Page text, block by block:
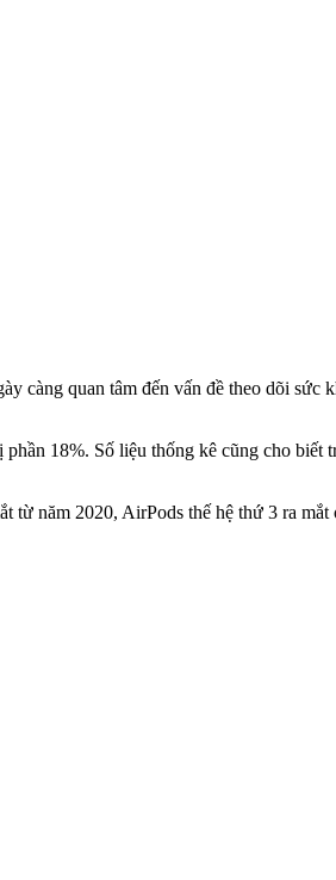
càng quan tâm đến vấn đề theo dõi
18%. Số liệu thống kê cũng cho biết
năm 2020, AirPods thế hệ thứ 3 ra